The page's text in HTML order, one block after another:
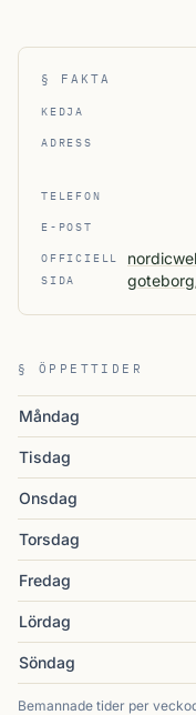
§ FAKTA
KEDJA
ADRESS
TELEFON
E-POST
OFFICIELL
SIDA
§ ÖPPETTIDER
Måndag
Tisdag
Onsdag
Torsdag
Fredag
Lördag
Söndag
Bemannade tider per